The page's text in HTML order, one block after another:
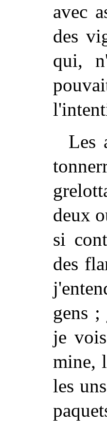
avec
des
qui,
Les
deux
si
des
gens
je
mine,
les